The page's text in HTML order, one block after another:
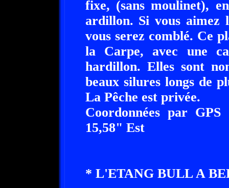
fixe, (sans moulinet),
ardillon. Si vous aimez
vous serez comblé. Ce
la Carpe, avec une
hardillon. Elles sont
beaux silures longs de
La Pêche est privée.
Coordonnées par
15,58" Est
* L'ETANG BULL A